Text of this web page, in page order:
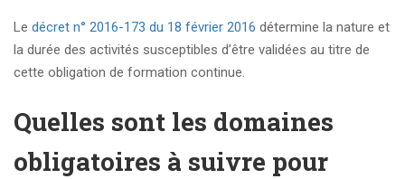
Le décret n° 2016-173 du 18 février 2016 détermine la nature et
la durée des activités susceptibles d’être validées au titre de
cette obligation de formation continue.
Quelles sont les domaines
obligatoires à suivre pour